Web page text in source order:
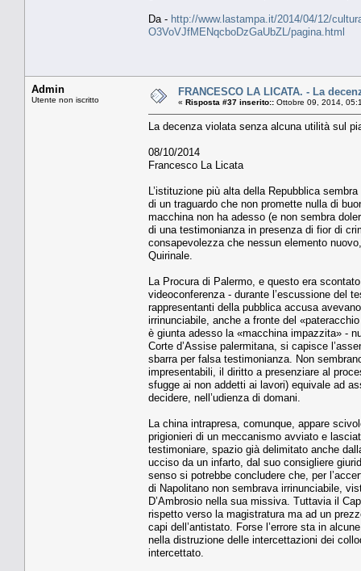
Da - http://www.lastampa.it/2014/04/12/
O3VoVJfMENqcboDzGaUbZL/pagina.html
Admin
Utente non iscritto
FRANCESCO LA LICATA. - La
« Risposta #37 inserito:: Ottobre 09, 2014,
La decenza violata senza alcuna utilità sul
08/10/2014
Francesco La Licata
L’istituzione più alta della Repubblica
di un traguardo che non promette nulla di
macchina non ha adesso (e non sembra
di una testimonianza in presenza di fior di
consapevolezza che nessun elemento
Quirinale.
La Procura di Palermo, e questo era
videoconferenza - durante l’escussione del
rappresentanti della pubblica accusa
irrinunciabile, anche a fronte del
è giunta adesso la «macchina impazzita» -
Corte d’Assise palermitana, si capisce
sbarra per falsa testimonianza. Non
impresentabili, il diritto a presenziare al
sfugge ai non addetti ai lavori) equivale ad
decidere, nell’udienza di domani.
La china intrapresa, comunque, appare
prigionieri di un meccanismo avviato e
testimoniare, spazio già delimitato anche
ucciso da un infarto, dal suo consigliere
senso si potrebbe concludere che, per
di Napolitano non sembrava irrinunciabile,
D’Ambrosio nella sua missiva. Tuttavia il
rispetto verso la magistratura ma ad un
capi dell’antistato. Forse l’errore sta in
nella distruzione delle intercettazioni dei
intercettato.